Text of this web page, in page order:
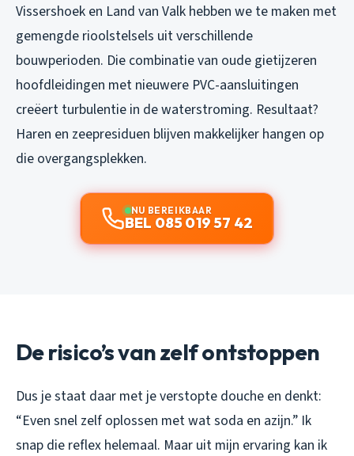
Vissershoek en Land van Valk hebben we te maken met
gemengde rioolstelsels uit verschillende
bouwperioden. Die combinatie van oude gietijzeren
hoofdleidingen met nieuwere PVC-aansluitingen
creëert turbulentie in de waterstroming. Resultaat?
Haren en zeepresiduen blijven makkelijker hangen op
die overgangsplekken.
NU BEREIKBAAR
BEL 085 019 57 42
De risico’s van zelf ontstoppen
Dus je staat daar met je verstopte douche en denkt:
“Even snel zelf oplossen met wat soda en azijn.” Ik
snap die reflex helemaal. Maar uit mijn ervaring kan ik